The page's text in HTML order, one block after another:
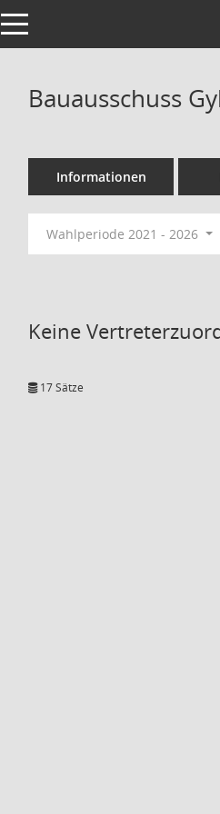
Toggle navigation
Bauausschuss
Informationen
Wahlperiode 2021 - 2026
Keine
17 Sätze